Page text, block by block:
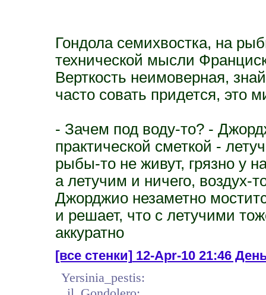
Гондола семихвостка, на
технической мысли
Верткость неимоверная,
часто совать придется, это
- Зачем под воду-то? -
практической сметкой -
рыбы-то не живут, грязно у
а летучим и ничего, воздух-
Джорджио незаметно
и решает, что с летучими
аккуратно
[все стенки]12-Apr-10 21:46
Yersinia_pestis: